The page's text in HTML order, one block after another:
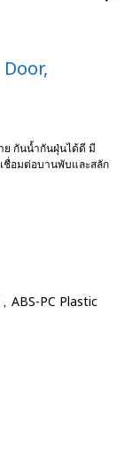
ย กันน้ำกันฝุ่นได้ดี มี
ชื่อมต่อบานพับและสลัก
, ABS-PC Plastic